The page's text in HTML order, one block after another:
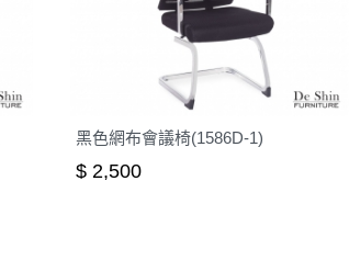
黑色網布會議椅(1586D-1)
$ 2,500